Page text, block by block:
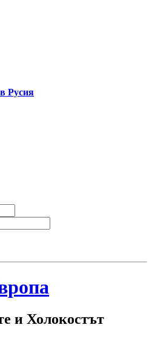
Русия
и Холокостът